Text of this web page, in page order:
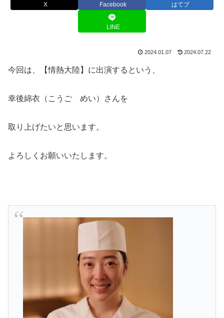
X Facebook はてブ
LINE
2024.01.07 2024.07.22
今回は、【情熱大陸】に出演するという、
幸後綿衣（こうご めい）さんを
取り上げたいと思います。
よろしくお願いいたします。